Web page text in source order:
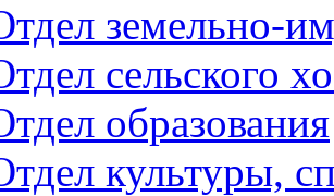
земельно-
сельского
образования
культуры,